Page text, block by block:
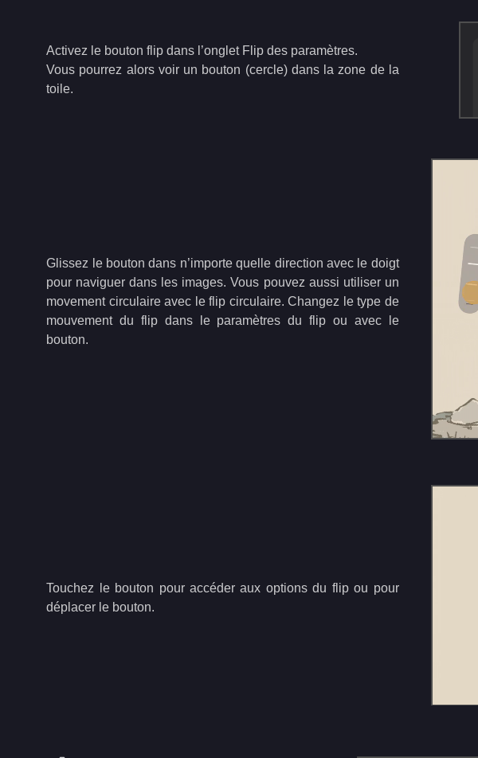
Activez le bouton flip dans l’onglet Flip des paramètres.
Vous pourrez alors voir un bouton (cercle) dans la zone de la
toile.
Glissez le bouton dans n’importe quelle direction avec le doigt
pour naviguer dans les images. Vous pouvez aussi utiliser un
movement circulaire avec le flip circulaire. Changez le type de
mouvement du flip dans le paramètres du flip ou avec le
bouton.
Touchez le bouton pour accéder aux options du flip ou pour
déplacer le bouton.